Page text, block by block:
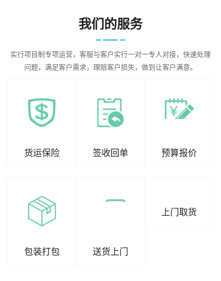
我们的服务
实行项目制专项运营，客服与客户实行一对一专人对接，快速处理
问题，满足客户需求，理赔客户损失，做到让客户满意。
货运保险 签收回单 预算报价
包装打包 送货上门
上门取货